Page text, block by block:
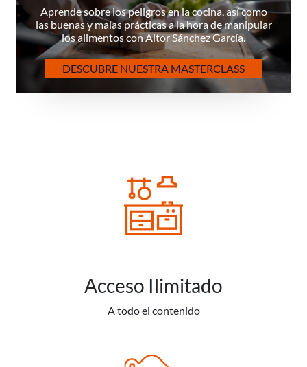
Aprende sobre los peligros en la cocina, así como
las buenas y malas prácticas a la hora de manipular
los alimentos con Aitor Sánchez García.
DESCUBRE NUESTRA MASTERCLASS
Acceso Ilimitado
A todo el contenido